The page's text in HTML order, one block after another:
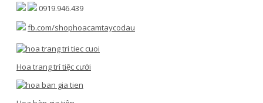
0919.946.439
fb.com/shophoacamtaycodau
Hoa trang trí tiệc cưới